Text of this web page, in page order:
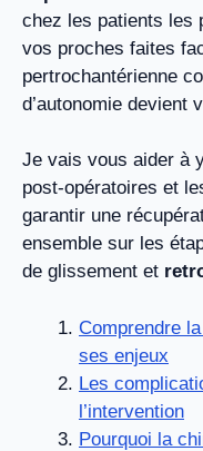
chez les patients les
vos proches faites
pertrochantérienne
d’autonomie devient
Je vais vous aider à
post-opératoires et
garantir une
ensemble sur les
de glissement et
Comprendre
ses enjeux
Les
l’intervention
Pourquoi la